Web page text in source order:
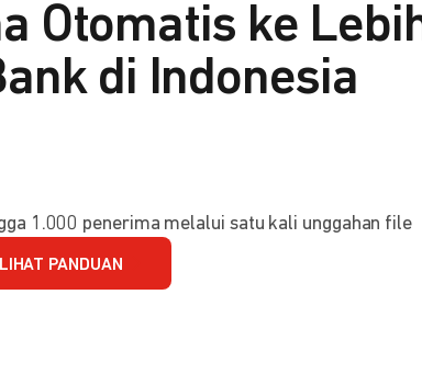
Otomatis ke
di Indonesia
1.000 penerima melalui satu kali unggahan file
LIHAT PANDUAN